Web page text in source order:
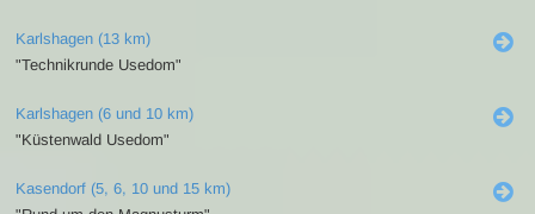
Karlshagen (13 km)
"Technikrunde Usedom"
Karlshagen (6 und 10 km)
"Küstenwald Usedom"
Kasendorf (5, 6, 10 und 15 km)